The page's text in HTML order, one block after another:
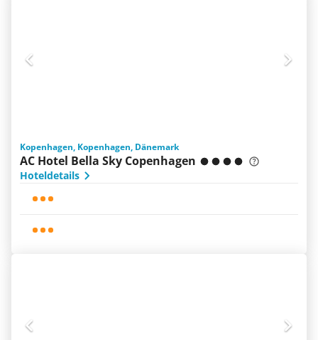
Kopenhagen, Kopenhagen, Dänemark
AC Hotel Bella Sky Copenhagen
Hoteldetails